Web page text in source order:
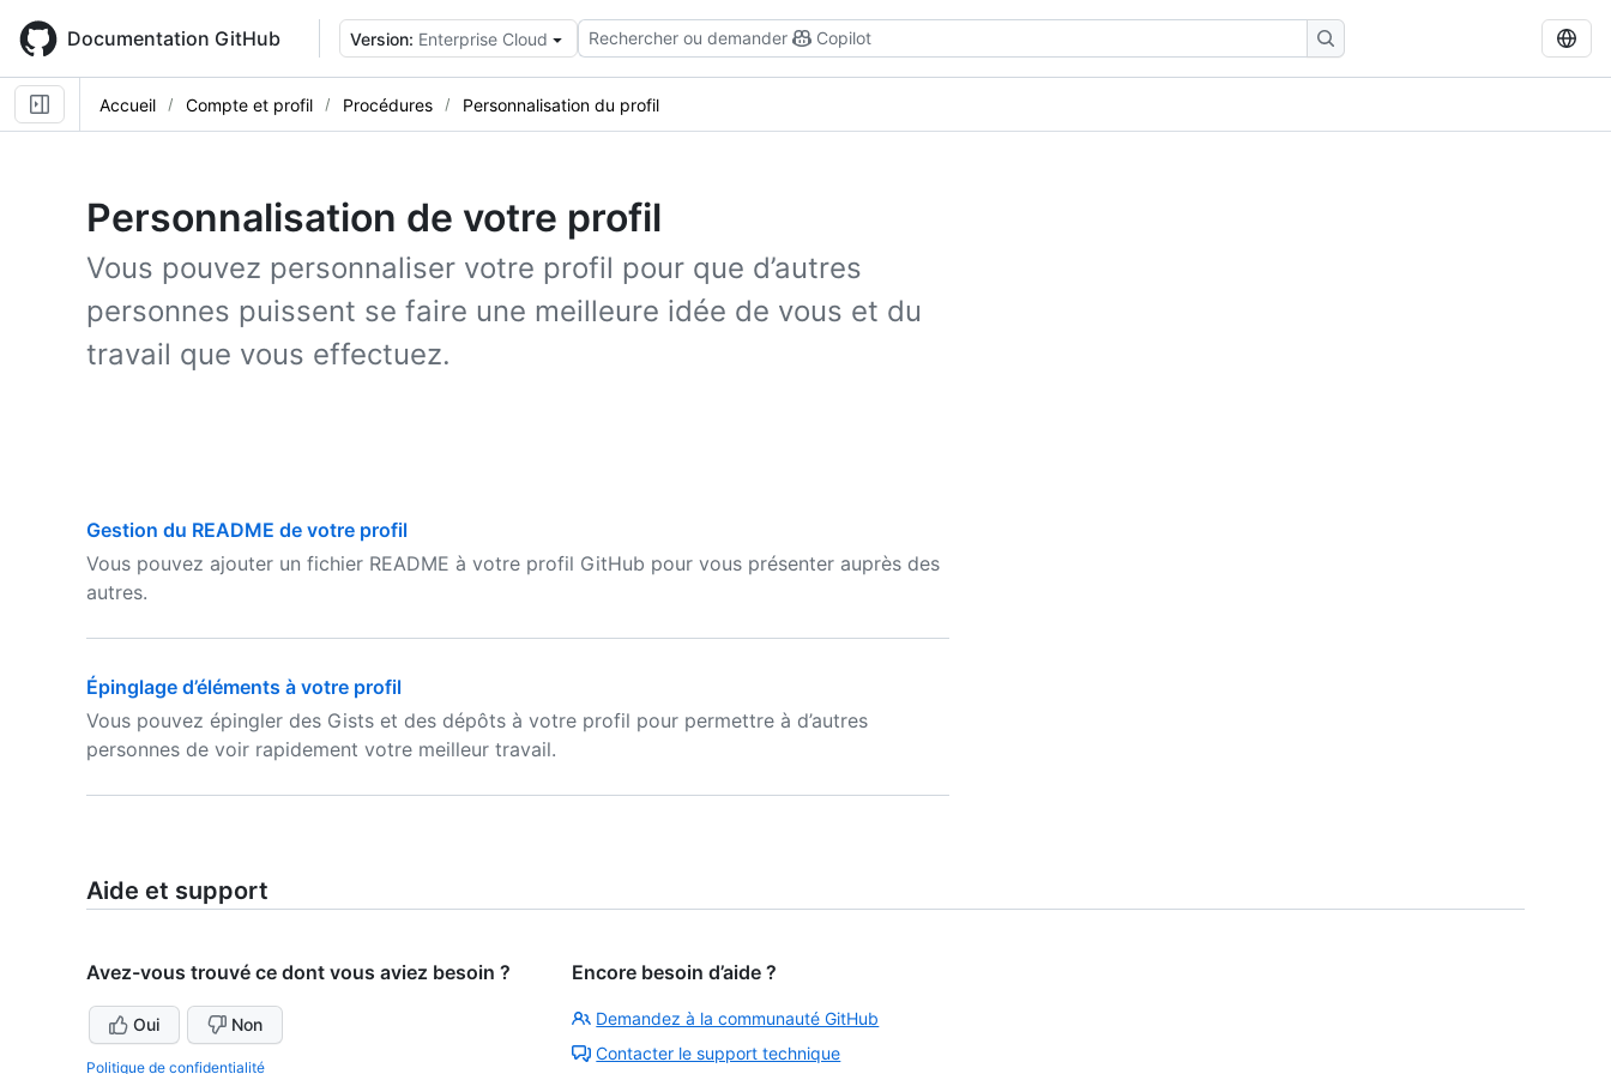
main
content
Documentation GitHub Version: Enterprise Cloud Rechercher ou demander Copilot
Accueil Compte et profil Procédures Personnalisation du profil
Personnalisation de votre profil
Vous pouvez personnaliser votre profil pour que d’autres
personnes puissent se faire une meilleure idée de vous et du
travail que vous effectuez.
Gestion du README de votre profil
Vous pouvez ajouter un fichier README à votre profil GitHub pour vous présenter auprès des
autres.
Épinglage d’éléments à votre profil
Vous pouvez épingler des Gists et des dépôts à votre profil pour permettre à d’autres
personnes de voir rapidement votre meilleur travail.
Aide et support
Avez-vous trouvé ce dont vous aviez besoin ?
Oui Non
Politique de confidentialité
Encore besoin d’aide ?
Demandez à la communauté GitHub
Contacter le support technique